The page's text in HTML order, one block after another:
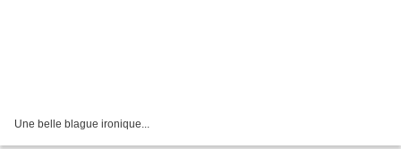
Une belle blague ironique...